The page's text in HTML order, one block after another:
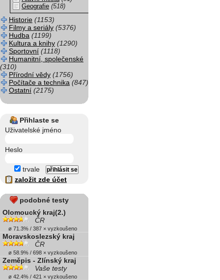
Geografie (518)
Historie (1153)
Filmy a seriály (5376)
Hudba (1199)
Kultura a knihy (1290)
Sportovní (1118)
Humanitní, společenské
(310)
Přírodní vědy (1756)
Počítače a technika (847)
Ostatní (2175)
Přihlaste se
Uživatelské jméno
Heslo
trvale
založit zde účet
podobné testy
Olomoucký kraj(2.)
ČR
ø 71.3% / 387 × vyzkoušeno
Moravskoslezský kraj
ČR
ø 58.9% / 698 × vyzkoušeno
Zeměpis - Zlínský kraj
Vaše testy
ø 42.4% / 421 × vyzkoušeno